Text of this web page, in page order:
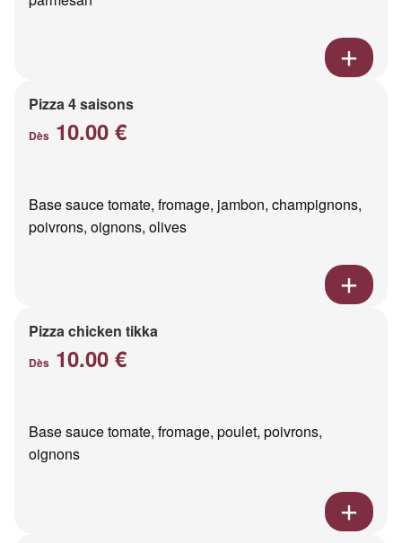
Pizza 4 saisons
Dès 10.00 €
Base sauce tomate, fromage, jambon, champignons,
poivrons, oignons, olives
Pizza chicken tikka
Dès 10.00 €
Base sauce tomate, fromage, poulet, poivrons,
oignons